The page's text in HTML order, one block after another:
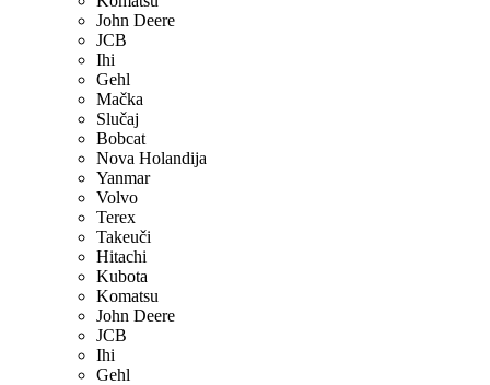
John Deere
JCB
Ihi
Gehl
Mačka
Slučaj
Bobcat
Nova Holandija
Yanmar
Volvo
Terex
Takeuči
Hitachi
Kubota
Komatsu
John Deere
JCB
Ihi
Gehl